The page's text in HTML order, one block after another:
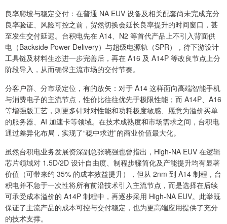
良率爬坡与稳定交付：在普通 NA EUV 设备及相关配套尚未完成充分
良率验证、风险可控之前，贸然切换会延长良率提升的时间窗口，甚
至发生交付延迟。台积电先在 A14、N2 等首代产品上不引入背面供
电（Backside Power Delivery）与超级电源轨（SPR），待下游设计
工具链及材料生态进一步完善后，再在 A16 及 A14P 等改良节点上分
阶段导入，从而确保主流市场的交付节奏。
分客户群、分市场定位，有的放矢：对于 A14 这样面向高端智能手机
与消费电子的主流节点，性价比往往优先于极限性能；而 A14P、A16
等增强版工艺，则更多针对对性能和功耗极度敏感、愿意为溢价买单
的服务器、AI 加速卡等领域。在技术成熟度和市场需求之间，台积电
通过差异化布局，实现了“稳中求进”的商业价值最大化。
虽然台积电业务发展资深副总张晓强也曾指出，High-NA EUV 在逻辑
芯片领域对 1.5D/2D 设计自由度、制程步骤简化及产能提升均有显著
价值（可带来约 35% 的成本效益提升），但从 2nm 到 A14 制程，台
积电并不急于一次性将所有前沿技术引入主流节点，而是选择在后续
可承受成本溢价的 A14P 制程中，再逐步采用 High-NA EUV。此举既
保证了主流产品的成本可控与交付稳定，也为更高端应用提供了充分
的技术支撑。